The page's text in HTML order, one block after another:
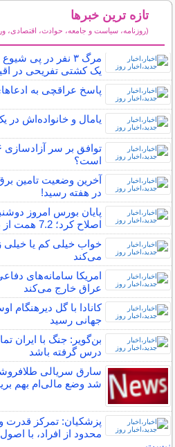
تازه ترین خبرها
(روزنامه، سیاست و جامعه، حوادث، اقتصادی،
مرگ ۳ نفر در پی
یک کشتی تفریحی در
پاسخ عراقچی به
یامال و خانواده‌اش در
است؟
در هفته رسید!
اصلاح کرد؛ 7.2 همت از بورس خارج شد
خواب خیلی کم یا خیلی
می‌کند
امریکا سامانه‌های
عراق خارج می‌کند
کانادا با گل دیرهنگام
جهانی رسید
بن‌گویر: جنگ با ایران
درس گرفته باشد
سارق سریالی
شد وضع مالی‌ام بهم
پزشکیان: تمرکز قدرت
محدود از افراد، با